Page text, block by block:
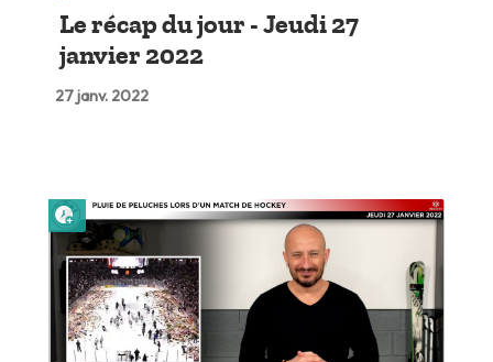
Le récap du jour - Jeudi 27
janvier 2022
27 janv. 2022
Lire plus tard